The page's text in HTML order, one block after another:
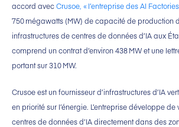
accord avecCrusoe, « l’entreprise des AI
750 mégawatts (MW) de capacité de production
infrastructures de centres de données d’IA aux
comprend un contrat d’environ 438 MW et une
portant sur 310 MW.
Crusoe est un fournisseur d’infrastructures d’IA
en priorité sur l’énergie. L’entreprise développe
centres de données d’IA directement dans des